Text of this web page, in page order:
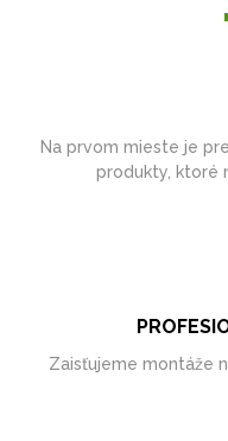
Na prvom mieste je
produkty, ktoré
Zaisťujeme montáže